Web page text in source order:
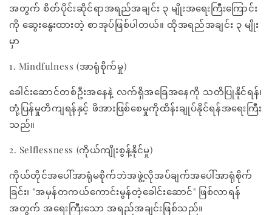
အတွက် စိတ်ပိုင်းဆိုင်ရာအရည်အချင်း ၃ မျိုးအရေးကြီးကြောင်း
ကို ဆွေးနွေးထားတဲ့ စာအုပ်ဖြစ်ပါတယ်။ ထိုအရည်အချင်း ၃ မျိုး
မှာ
1. Mindfulness (အာရုံစိုက်မှု)
ခေါင်းဆောင်တစ်ဦးအနေနဲ့ လက်ရှိအခြေအနေကို သတိပြုနိုင်ရန်၊
တုံ့ပြန်မှုတိကျရန်နှင့် ဖိအားဖြစ်စေမှုကိုထိန်းချုပ်နိုင်ရန်အရေးကြီး
သည်။
2. Selflessness (ကိုယ်ကျိုးစွန့်နိုင်မှု)
ကိုယ်တိုင်အပေါ်အာရုံမစိုက်ဘဲအဖွဲ့လိုအပ်ချက်အပေါ်အာရုံစိုက်
ခြင်း၊ "အမှန်တကယ်ကောင်းမွန်တဲ့ခေါင်းဆောင်" ဖြစ်လာရန်
အတွက် အရေးကြီးသော အရည်အချင်းဖြစ်သည်။